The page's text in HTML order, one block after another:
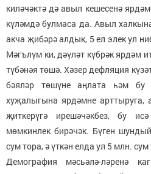
киләчәктә дә авыл кешесенә ярдәм
күләмдә булмаса да. Авыл
акча җибәрә алдык, 5 ел элек ул
Мәгълүм ки, дәүләт күбрәк ярдәм
түбәнәя төшә. Хәзер дефляция
бәяләр төшүне аңлата һәм бу
хуҗалыгына ярдәмне
җиткерүгә ирешәчәкбез, бу
мөмкинлек бирәчәк. Бүген
сум тора, ә үткән елда ул 5 млн.
Демография мәсьәлә-ләренә